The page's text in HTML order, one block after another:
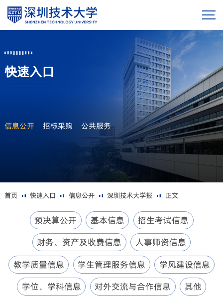
快速入口
信息公开 招标采购 公共服务
首页 快速入口 信息公开 深圳技术大学报 正文
预决算公开 基本信息
招生考试信息
财务、资产及收费信息
人事师资信息
教学质量信息
学生管理服务信息
学风建设信息
学位、学科信息
对外交流与合作信息 其他